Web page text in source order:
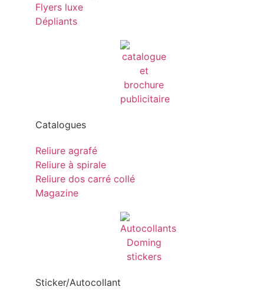
Flyers luxe
Dépliants
Catalogues
Reliure agrafé
Reliure à spirale
Reliure dos carré collé
Magazine
Sticker/Autocollant